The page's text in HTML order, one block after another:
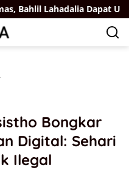
Lahadalia Dapat Ucapan
Bongkar
Digital: Sehari
Ilegal